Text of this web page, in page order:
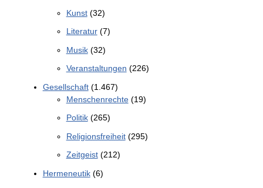
Kunst(32)
Literatur(7)
Musik(32)
Veranstaltungen (226)
Gesellschaft(1.467)
Menschenrechte(19)
Politik(265)
Religionsfreiheit(295)
Zeitgeist(212)
Hermeneutik(6)